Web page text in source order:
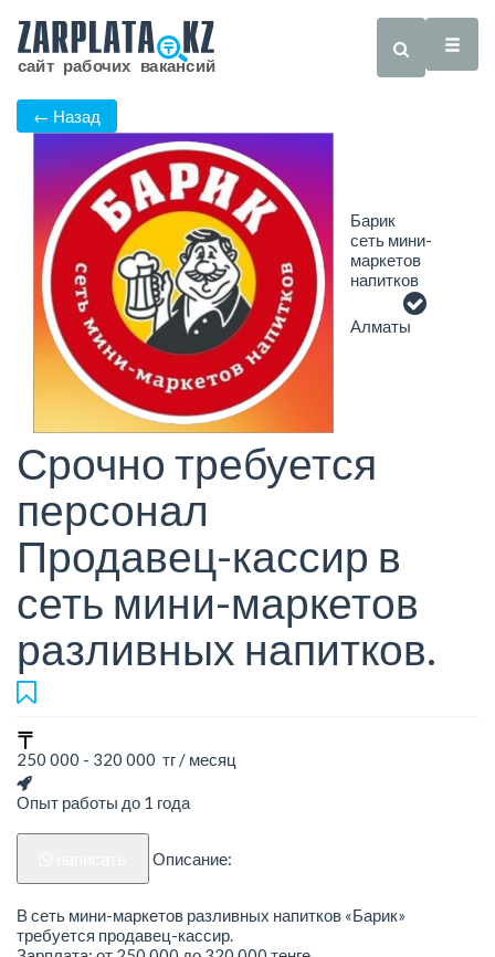
← Назад
Барик
сеть мини-
маркетов
напитков
Алматы
Срочно требуется
персонал
Продавец-кассир в
сеть мини-маркетов
разливных напитков.
250 000 - 320 000 тг / месяц
Опыт работы до 1 года
Описание:
В сеть мини-маркетов разливных напитков «Барик»
требуется продавец-кассир.